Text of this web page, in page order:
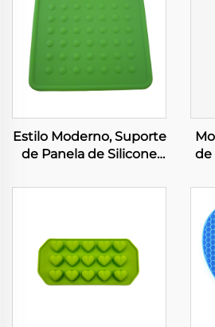
Estilo Moderno, Suporte
de Panela de Silicone
e Secar, Muito Flexível,
de